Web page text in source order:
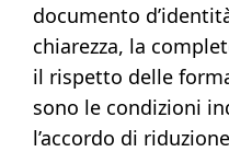
documento
chiarezza, la
il rispetto delle
sono le condizioni
l’accordo di